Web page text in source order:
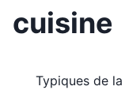
cuisine
Typiques de